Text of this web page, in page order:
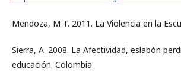
Mendoza, M T. 2011. La Violencia en la
Sierra, A. 2008. La Afectividad, eslabón
educación. Colombia.